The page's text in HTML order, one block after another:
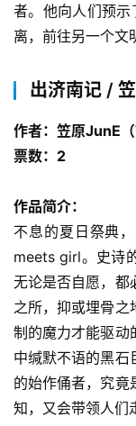
零
重
科
幻
征
文
投
稿
文
章
者。他向人们预
离，前往另一个
出济南记 /
作者：笠原JunE
票数：2
作品简介：
不息的夏日祭典
meets girl。史诗
无论是否自愿，都
之所，抑或埋骨之
制的魔力才能驱动
中缄默不语的黑石
的始作俑者，究竟
知，又会带领人们